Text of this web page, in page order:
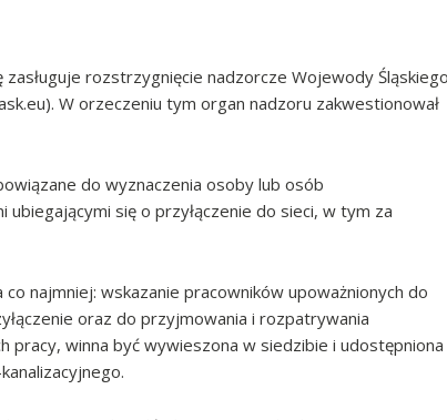
rozstrzygnięcie nadzorcze Wojewody
W orzeczeniu tym organ nadzoru zakwestionował
do wyznaczenia osoby lub osób
się o przyłączenie do sieci, w tym za
najmniej: wskazanie pracowników upoważnionych do
oraz do przyjmowania i rozpatrywania
winna być wywieszona w siedzibie i udostępniona